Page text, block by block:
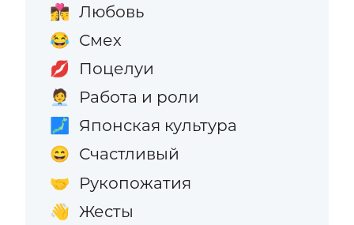
👩‍❤️‍💋‍👨 Любовь
😂 Смех
💋 Поцелуи
🧑‍💼 Работа и роли
🗾 Японская культура
😄 Счастливый
🤝 Рукопожатия
👋 Жесты